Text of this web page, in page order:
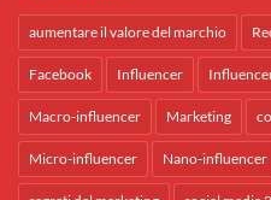
aumentare il valore del marchio
Facebook Influencer
Macro-influencer Marketing
Micro-influencer Nano-influencer